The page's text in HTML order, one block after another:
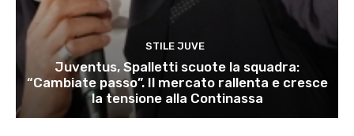
STILE JUVE
Juventus, Spalletti scuote la squadra:
“Cambiate passo”. Il mercato rallenta e cresce
la tensione alla Continassa